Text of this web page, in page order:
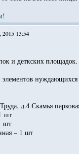
13:54
и деткских
нуждающихся
д.4 Скамья
шт
шт
– 1 шт